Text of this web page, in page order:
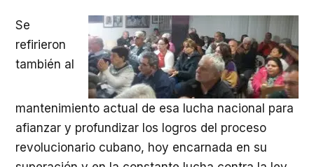
Se
refirieron
también al
mantenimiento actual de esa lucha nacional para
afianzar y profundizar los logros del proceso
revolucionario cubano, hoy encarnada en su